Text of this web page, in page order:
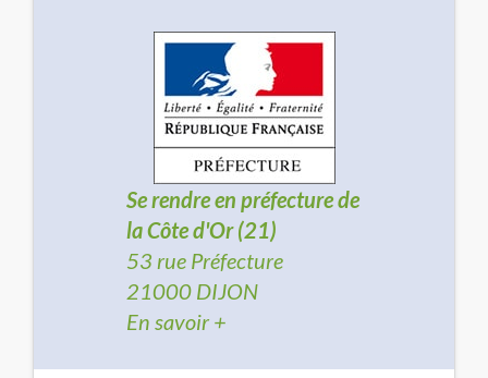
Se rendre en préfecture de
la Côte d'Or (21)
53 rue Préfecture
21000 DIJON
En savoir +